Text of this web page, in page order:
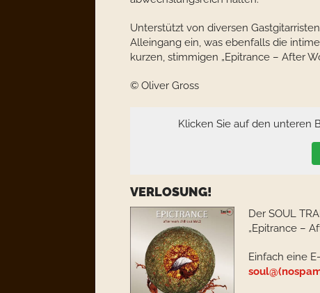
Unterstützt von diversen
Alleingang ein, was ebenfalls die
kurzen, stimmigen „Epitrance – After
© Oliver Gross
Klicken Sie auf den unteren
VERLOSUNG!
Der SOUL
„Epitrance –
Einfach eine